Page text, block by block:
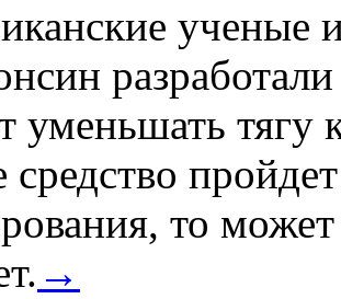
ученые
уменьшать тягу
средство
то
→